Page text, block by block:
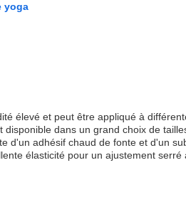
yoga
élevé et peut être appliqué à
dans un grand choix de
d'un adhésif chaud de fonte et d'un
élasticité pour un ajustement serré